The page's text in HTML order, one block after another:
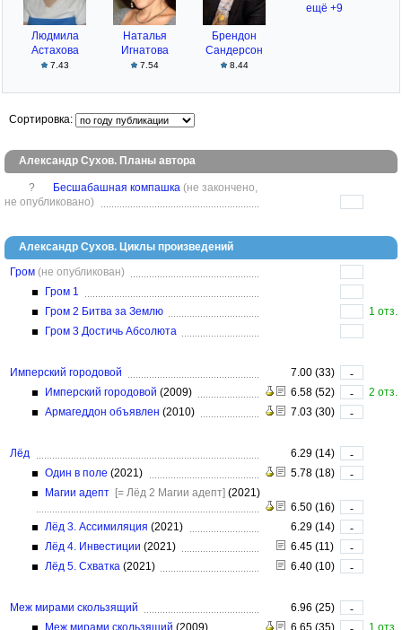
Людмила
Астахова
7.43
Наталья
Игнатова
7.54
Брендон
Сандерсон
8.44
ещё +9
Сортировка:
Александр Сухов. Планы автора
? Бесшабашная компашка (не закончено,
не опубликовано)
Александр Сухов. Циклы произведений
Гром (не опубликован)
Гром 1
Гром 2 Битва за Землю
1 отз.
Гром 3 Достичь Абсолюта
Имперский городовой 7.00 (33)
-
Имперский городовой (2009) 6.58 (52) -
2 отз.
Армагеддон объявлен (2010) 7.03 (30) -
Лёд 6.29 (14)
-
Один в поле (2021) 5.78 (18)
-
Магии адепт [= Лёд 2 Магии адепт] (2021)
6.50 (16)
-
Лёд 3. Ассимиляция (2021) 6.29 (14)
-
Лёд 4. Инвестиции (2021) 6.45 (11)
-
Лёд 5. Схватка (2021) 6.40 (10) -
Меж мирами скользящий 6.96 (25)
-
Меж мирами скользящий (2009) 6.65 (35)
1 отз.